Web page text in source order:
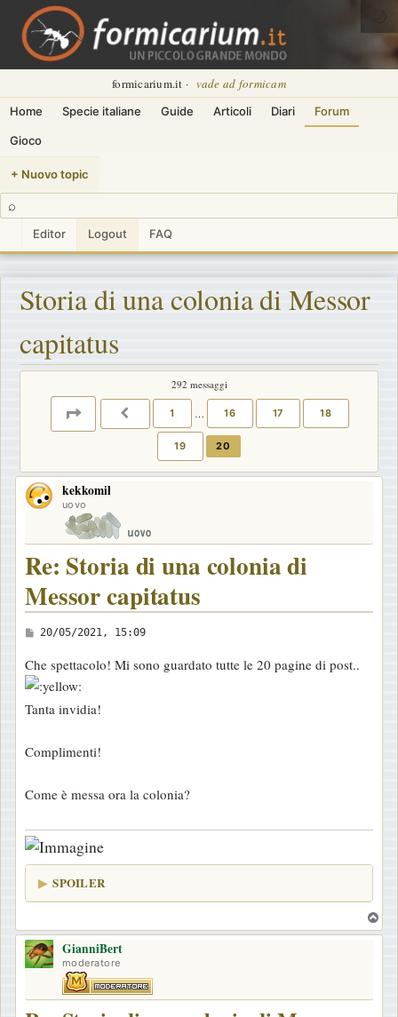
formicarium.it · vade ad formicam
Home Specie italiane Guide Articoli Diari Forum
Gioco
+ Nuovo topic
⌕
Editor Logout FAQ
🌙
Storia di una colonia di Messor
capitatus
292 messaggi
PAGINA20 20
PRECEDENTE
1 … 16 17 18
19 20
kekkomil
uovo
Re: Storia di una colonia di
Messor capitatus
M
s
s
a
g
o
20/05/2021, 15:09
Che spettacolo! Mi sono guardato tutte le 20 pagine di post..
Tanta invidia!
Complimenti!
Come è messa ora la colonia?
SPOILER
o
GianniBert
moderatore